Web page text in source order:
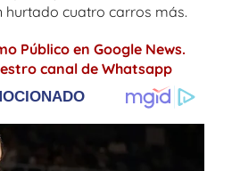
cuatro carros más.
Público en Google News.
canal de Whatsapp